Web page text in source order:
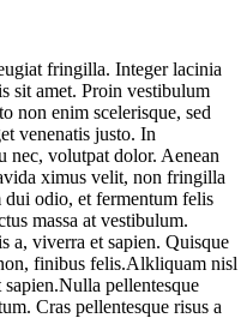
fringilla. Integer lacinia
sit amet. Proin vestibulum
non enim scelerisque, sed
venenatis justo. In
nec, volutpat dolor. Aenean
ximus velit, non fringilla
odio, et fermentum felis
massa at vestibulum.
a, viverra et sapien. Quisque
finibus felis.Alkliquam nisl
pellentesque
Cras pellentesque risus a